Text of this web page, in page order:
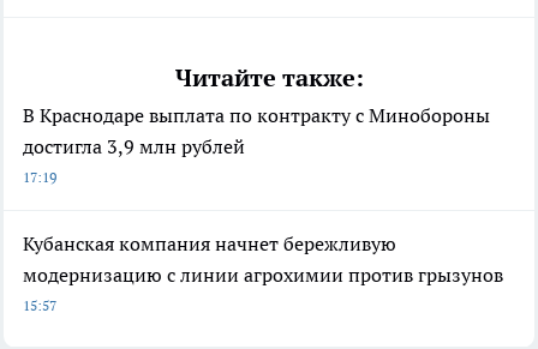
Читайте также:
В Краснодаре выплата по контракту с Минобороны
достигла 3,9 млн рублей
17:19
Кубанская компания начнет бережливую
модернизацию с линии агрохимии против грызунов
15:57